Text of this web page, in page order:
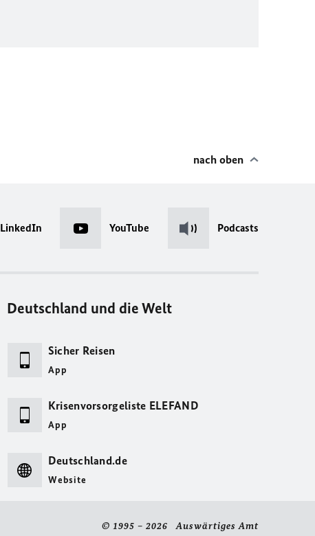
nach oben
LinkedIn YouTube Podcasts
Deutschland und die Welt
Sicher Reisen
App
Krisenvorsorgeliste ELEFAND
App
Deutschland.de
Website
© 1995 – 2026 Auswärtiges Amt